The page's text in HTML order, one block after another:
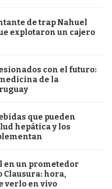
de trap Nahuel
explotaron un cajero
con el futuro:
de la
que pueden
hepática y los
en un prometedor
Clausura: hora,
verlo en vivo